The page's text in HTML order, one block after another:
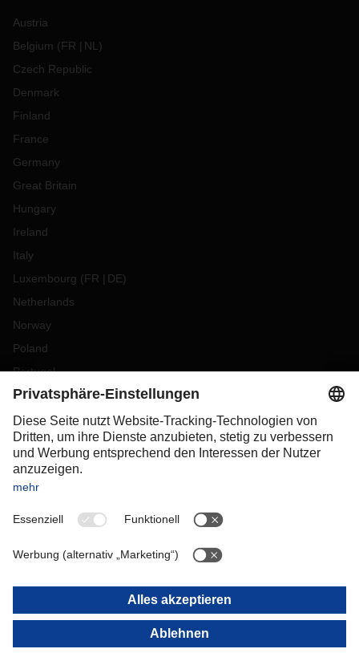
Austria
Belgium (FR NL )
Czech Republic
Denmark
Finland
France
Germany
Great Britain
Hungary
Ireland
Italy
Luxembourg (FR DE)
Netherlands
Norway
Poland
Portugal
Romania
Slovakia
Spain
Sweden
Switzerland
OCEANIA